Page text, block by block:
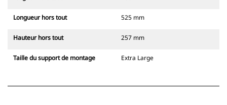
Longueur hors tout 525 mm
Hauteur hors tout 257 mm
Taille du support de montage Extra Large